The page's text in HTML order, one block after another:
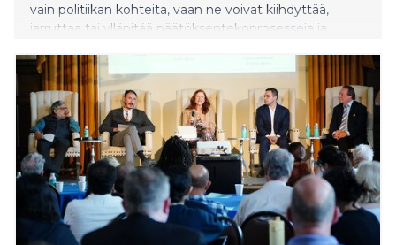
vain politiikan kohteita, vaan ne voivat kiihdyttää,
jarruttaa tai ylläpitää päätöksentekoprosesseja ja